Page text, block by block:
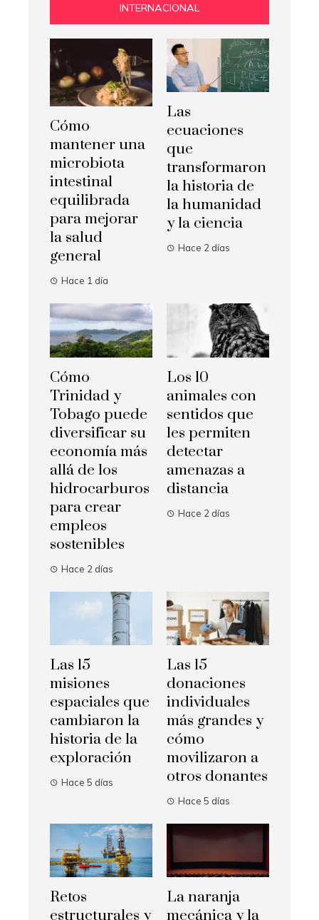
INTERNACIONAL
Cómo
mantener una
microbiota
intestinal
equilibrada
para mejorar
la salud
general
Hace 1 día
Las
ecuaciones
que
transformaron
la historia de
la humanidad
y la ciencia
Hace 2 días
Cómo
Trinidad y
Tobago puede
diversificar su
economía más
allá de los
hidrocarburos
para crear
empleos
sostenibles
Hace 2 días
Los 10
animales con
sentidos que
les permiten
detectar
amenazas a
distancia
Hace 2 días
Las 15
misiones
espaciales que
cambiaron la
historia de la
exploración
Hace 5 días
Las 15
donaciones
individuales
más grandes y
cómo
movilizaron a
otros donantes
Hace 5 días
Retos
estructurales y
La naranja
mecánica y la